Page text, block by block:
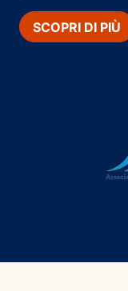
SCOPRI DI PIÙ